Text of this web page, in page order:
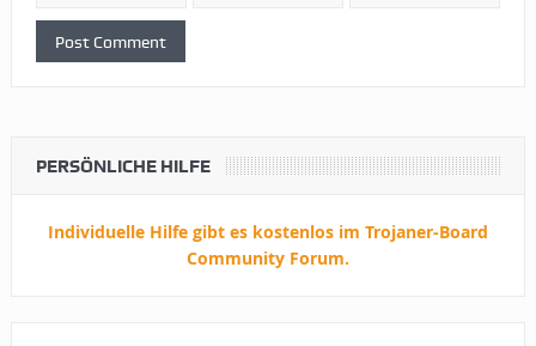
PERSÖNLICHE HILFE
Individuelle Hilfe gibt es kostenlos im Trojaner-Board
Community Forum.